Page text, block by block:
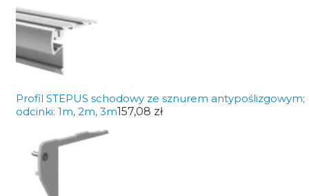
Profil STEPUS schodowy ze sznurem antypoślizgowym;
odcinki: 1m, 2m, 3m157,08 zł